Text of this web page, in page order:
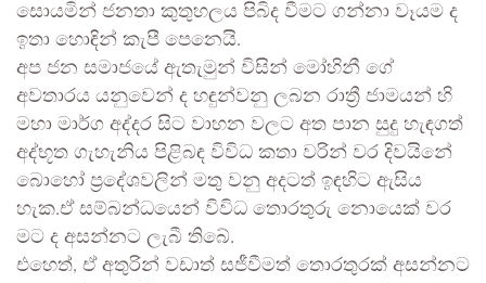
සොයමින් ජනතා කුතුහලය පිබිද වීමට ගන්නා වෑයම ද
ඉතා හොඳින් කැපී පෙනෙයි.
අප ජන සමාජයේ ඇතැමුන් විසින් මෝහිනී ගේ
අවතාරය යනුවෙන් ද හඳුන්වනු ලබන රාත්‍රී ජාමයන් හි
මහා මාර්ග අද්දර සිට වාහන වලට අත පාන සුදු හැඳගත්
අද්භූත ගැහැනිය පිළිබඳ විවිධ කතා වරින් වර දිවයිනේ
බොහෝ ප්‍රදේශවලින් මතු වනු අදටත් ඉඳහිට ඇසිය
හැක.ඒ සම්බන්ධයෙන් විවිධ තොරතුරු නොයෙක් වර
මට ද අසන්නට ලැබී තිබේ.
එහෙත්, ඒ අතුරින් වඩාත් සජීවීමත් තොරතුරක් අසන්නට